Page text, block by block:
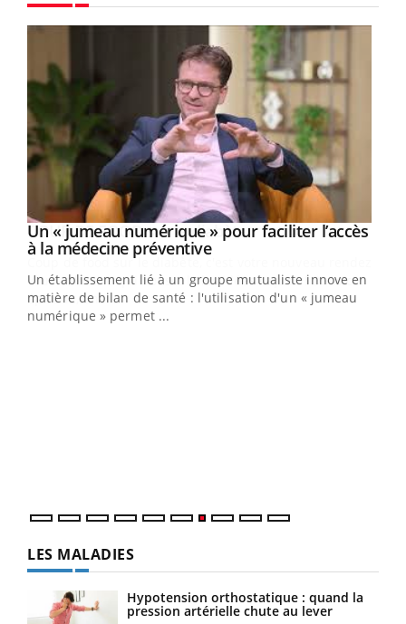
Youtube
Un « jumeau numérique » pour faciliter l’accès
à la médecine préventiveYoutube
Un établissement lié à un groupe mutualiste innove en
matière de bilan de santé : l'utilisation d'un « jumeau
numérique » permet ...
Youtube
COUP DE FOOD sur le diabèteYoutube
Coup de food sur le diabète, c'est votre nouveau rendez-
vous culinaire qui bouscule les idées reçues ! Dans cet
épisode, une ...
LES MALADIES
Hypotension orthostatique : quand la
pression artérielle chute au lever